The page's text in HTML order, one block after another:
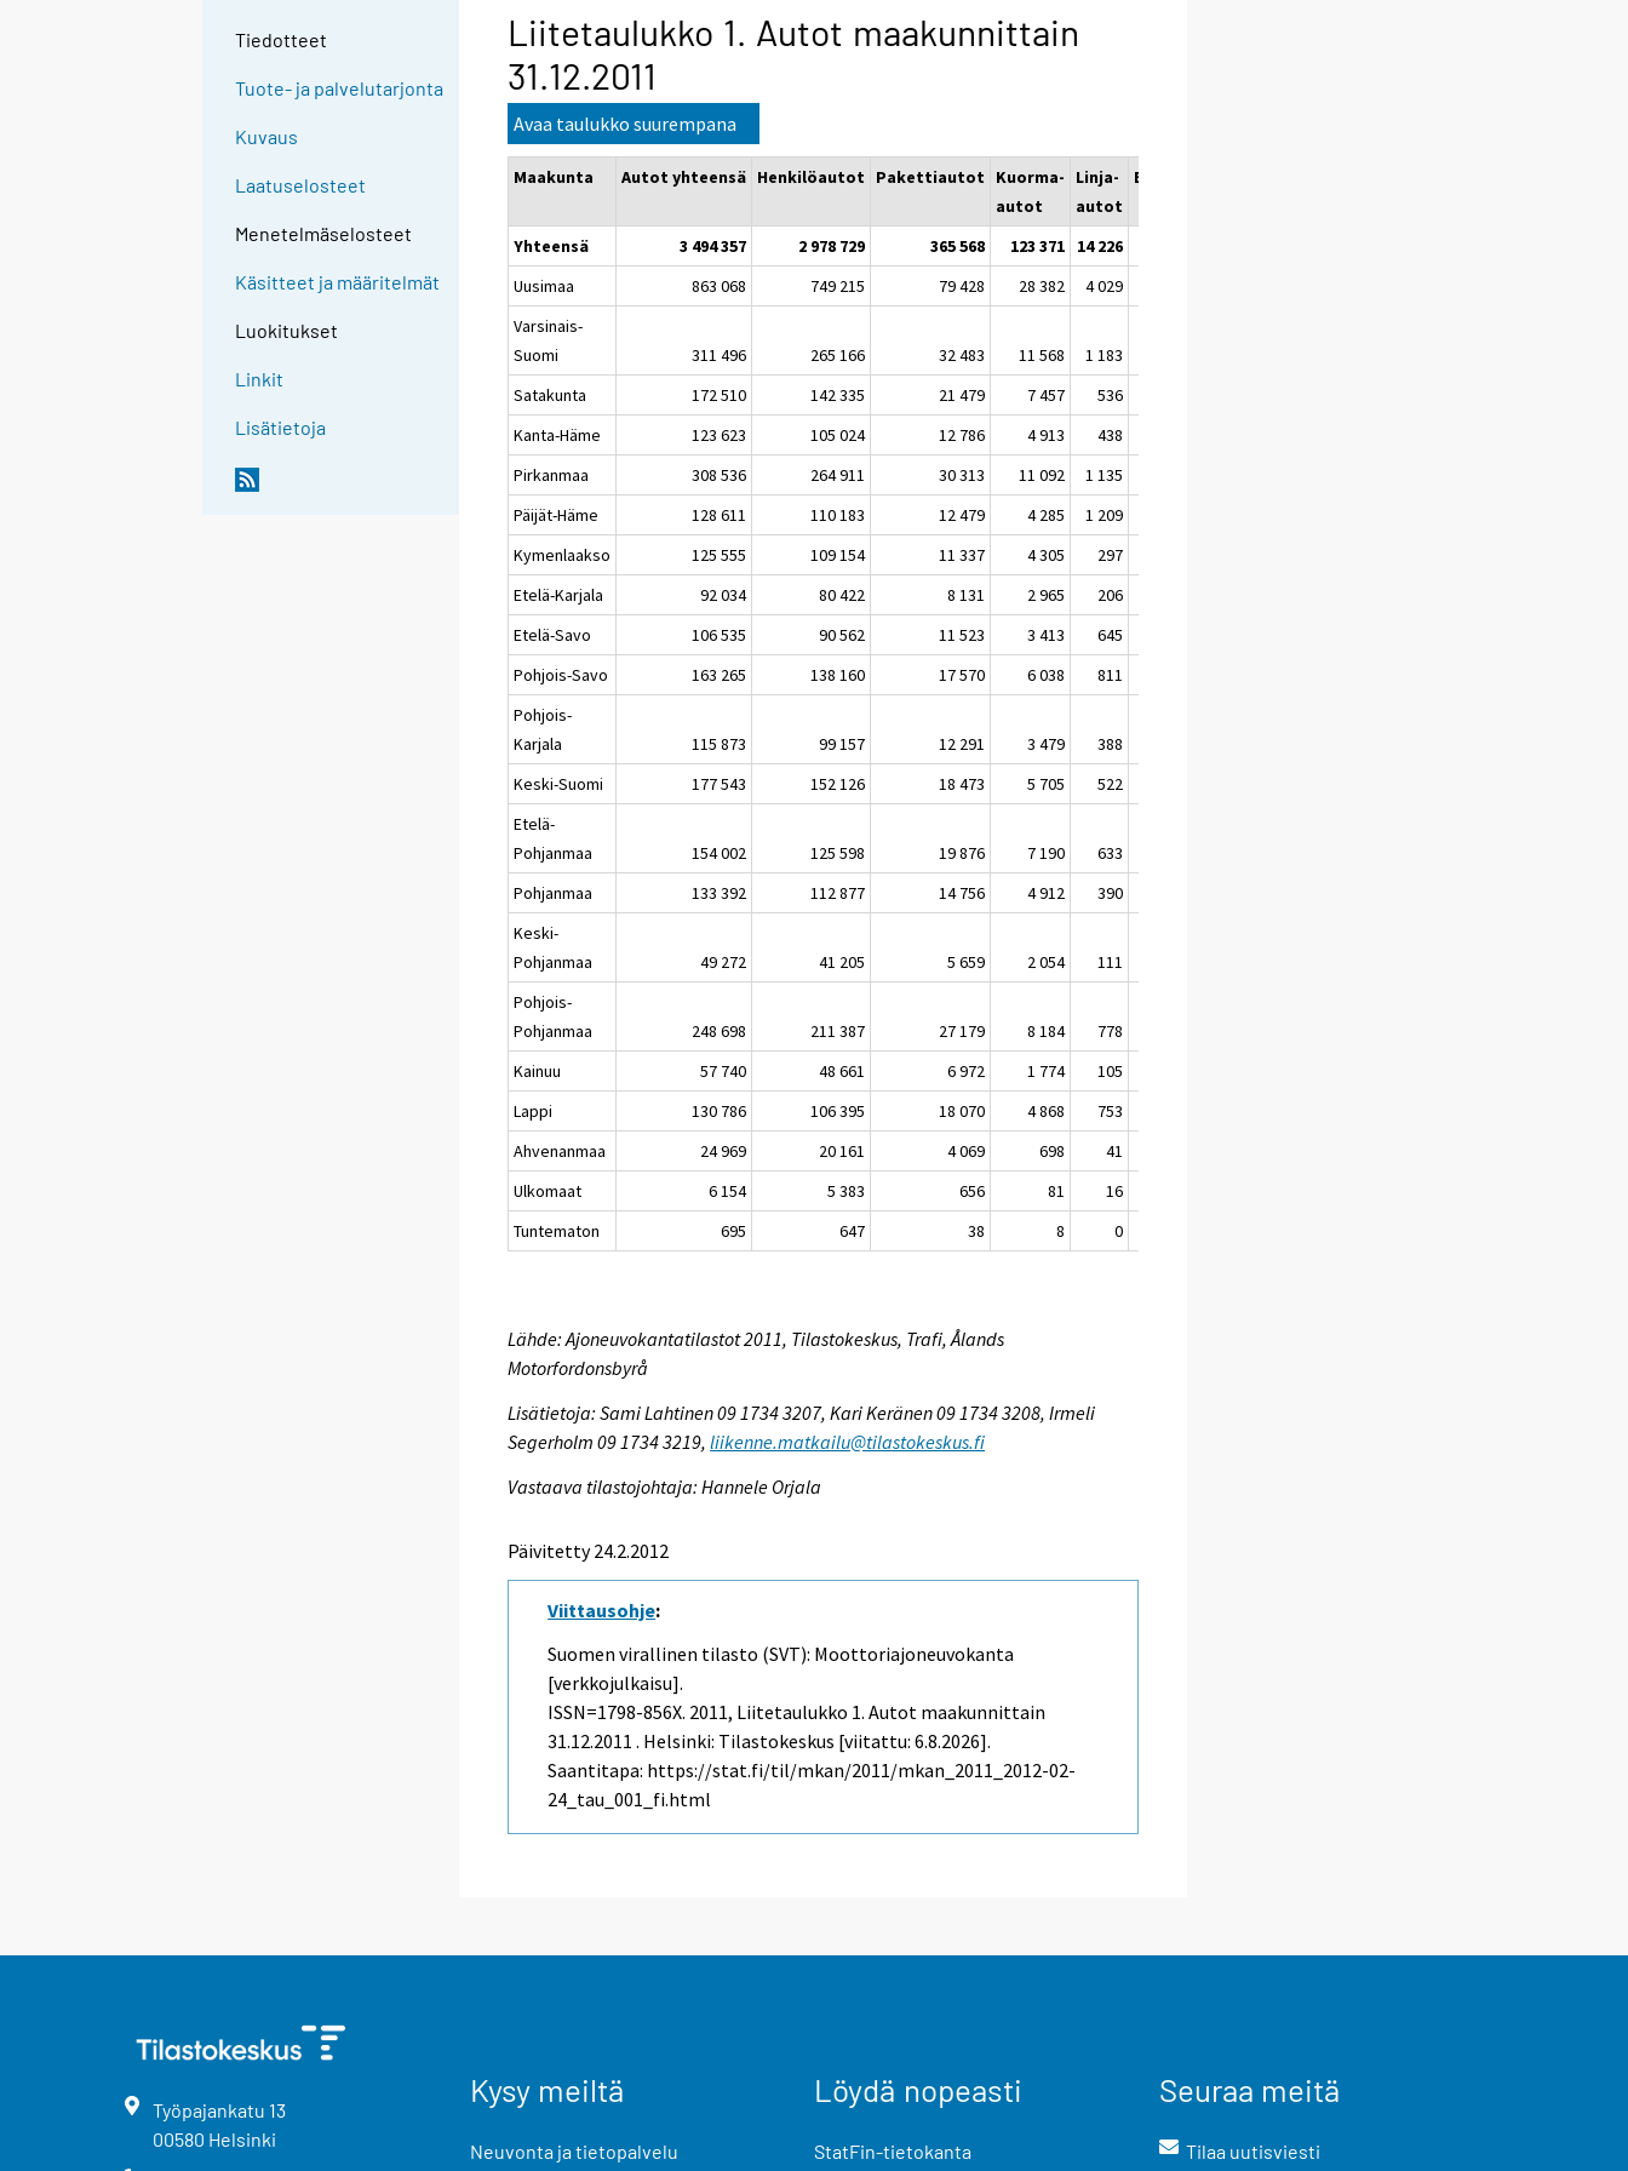
Tiedotteet
Tuote- ja palvelutarjonta
Kuvaus
Laatuselosteet
Menetelmäselosteet
Käsitteet ja määritelmät
Luokitukset
Linkit
Lisätietoja
Liitetaulukko 1. Autot maakunnittain
31.12.2011
Avaa taulukko suurempana
Maakunta Autot yhteensä Henkilöautot Pakettiautot
Kuorma-
autot
Linja-
autot
Erikoisautot
Yhteensä 3 494 357 2 978 729 365 568 123 371 14 226
Uusimaa
863 068 749 215 79 428 28 382 4 029
Varsinais-
Suomi
311 496 265 166 32 483 11 568 1 183
Satakunta
172 510 142 335 21 479 7 457 536
Kanta-Häme
123 623 105 024 12 786 4 913 438
Pirkanmaa
308 536 264 911 30 313 11 092 1 135
Päijät-Häme
128 611 110 183 12 479 4 285 1 209
Kymenlaakso
125 555 109 154 11 337 4 305 297
Etelä-Karjala
92 034 80 422 8 131 2 965 206
Etelä-Savo
106 535 90 562 11 523 3 413 645
Pohjois-Savo
163 265 138 160 17 570 6 038 811
Pohjois-
Karjala
115 873 99 157 12 291 3 479 388
Keski-Suomi
177 543 152 126 18 473 5 705 522
Etelä-
Pohjanmaa
154 002 125 598 19 876 7 190 633
Pohjanmaa
133 392 112 877 14 756 4 912 390
Keski-
Pohjanmaa
49 272 41 205 5 659 2 054 111
Pohjois-
Pohjanmaa
248 698 211 387 27 179 8 184 778
Kainuu
57 740 48 661 6 972 1 774 105
Lappi
130 786 106 395 18 070 4 868 753
Ahvenanmaa
24 969 20 161 4 069 698 41
Ulkomaat
6 154 5 383 656 81 16
Tuntematon
695 647 38 8 0
Lähde: Ajoneuvokantatilastot 2011, Tilastokeskus, Trafi, Ålands
Motorfordonsbyrå
Lisätietoja: Sami Lahtinen 09 1734 3207, Kari Keränen 09 1734 3208, Irmeli
Segerholm 09 1734 3219,liikenne.matkailu@tilastokeskus.fi
Vastaava tilastojohtaja: Hannele Orjala
Päivitetty 24.2.2012
Viittausohje:
Suomen virallinen tilasto (SVT): Moottoriajoneuvokanta
[verkkojulkaisu].
ISSN=1798-856X. 2011, Liitetaulukko 1. Autot maakunnittain
31.12.2011 . Helsinki: Tilastokeskus [viitattu: 6.8.2026].
Saantitapa: https://stat.fi/til/mkan/2011/mkan_2011_2012-02-
24_tau_001_fi.html
Työpajankatu 13
00580 Helsinki
Kysy meiltä
Neuvonta ja tietopalvelu
Löydä nopeasti
StatFin-tietokanta
Seuraa meitä
Tilaa uutisviesti